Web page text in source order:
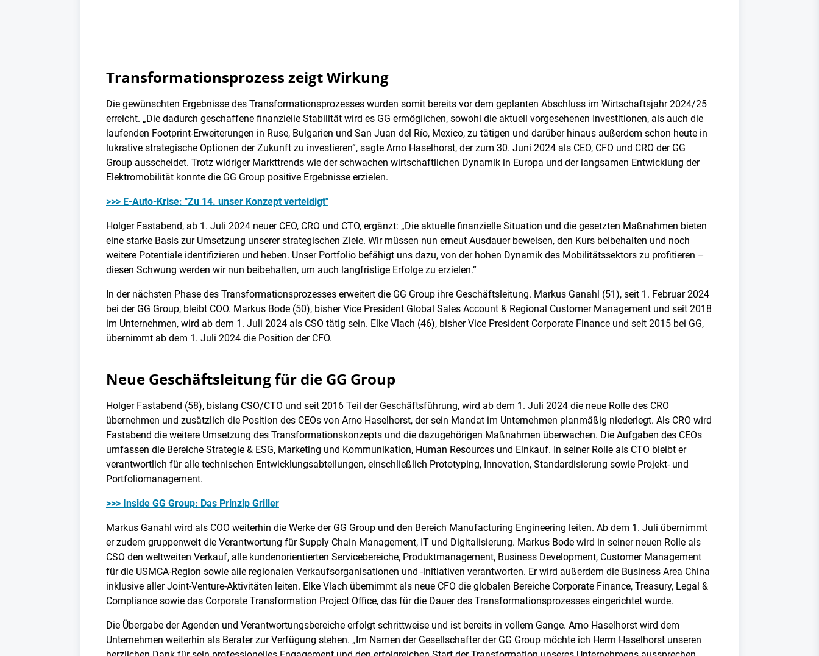
Transformationsprozess zeigt Wirkung
Die gewünschten Ergebnisse des Transformationsprozesses wurden somit bereits vor dem geplanten Abschluss im Wirtschaftsjahr 2024/25
erreicht. „Die dadurch geschaffene finanzielle Stabilität wird es GG ermöglichen, sowohl die aktuell vorgesehenen Investitionen, als auch die
laufenden Footprint-Erweiterungen in Ruse, Bulgarien und San Juan del Río, Mexico, zu tätigen und darüber hinaus außerdem schon heute in
lukrative strategische Optionen der Zukunft zu investieren“, sagte Arno Haselhorst, der zum 30. Juni 2024 als CEO, CFO und CRO der GG
Group ausscheidet. Trotz widriger Markttrends wie der schwachen wirtschaftlichen Dynamik in Europa und der langsamen Entwicklung der
Elektromobilität konnte die GG Group positive Ergebnisse erzielen.
>>> E-Auto-Krise: "Zu 14. unser Konzept verteidigt"
Holger Fastabend, ab 1. Juli 2024 neuer CEO, CRO und CTO, ergänzt: „Die aktuelle finanzielle Situation und die gesetzten Maßnahmen bieten
eine starke Basis zur Umsetzung unserer strategischen Ziele. Wir müssen nun erneut Ausdauer beweisen, den Kurs beibehalten und noch
weitere Potentiale identifizieren und heben. Unser Portfolio befähigt uns dazu, von der hohen Dynamik des Mobilitätssektors zu profitieren –
diesen Schwung werden wir nun beibehalten, um auch langfristige Erfolge zu erzielen.“
In der nächsten Phase des Transformationsprozesses erweitert die GG Group ihre Geschäftsleitung. Markus Ganahl (51), seit 1. Februar 2024
bei der GG Group, bleibt COO. Markus Bode (50), bisher Vice President Global Sales Account & Regional Customer Management und seit 2018
im Unternehmen, wird ab dem 1. Juli 2024 als CSO tätig sein. Elke Vlach (46), bisher Vice President Corporate Finance und seit 2015 bei GG,
übernimmt ab dem 1. Juli 2024 die Position der CFO.
Neue Geschäftsleitung für die GG Group
Holger Fastabend (58), bislang CSO/CTO und seit 2016 Teil der Geschäftsführung, wird ab dem 1. Juli 2024 die neue Rolle des CRO
übernehmen und zusätzlich die Position des CEOs von Arno Haselhorst, der sein Mandat im Unternehmen planmäßig niederlegt. Als CRO wird
Fastabend die weitere Umsetzung des Transformationskonzepts und die dazugehörigen Maßnahmen überwachen. Die Aufgaben des CEOs
umfassen die Bereiche Strategie & ESG, Marketing und Kommunikation, Human Resources und Einkauf. In seiner Rolle als CTO bleibt er
verantwortlich für alle technischen Entwicklungsabteilungen, einschließlich Prototyping, Innovation, Standardisierung sowie Projekt- und
Portfoliomanagement.
>>> Inside GG Group: Das Prinzip Griller
Markus Ganahl wird als COO weiterhin die Werke der GG Group und den Bereich Manufacturing Engineering leiten. Ab dem 1. Juli übernimmt
er zudem gruppenweit die Verantwortung für Supply Chain Management, IT und Digitalisierung. Markus Bode wird in seiner neuen Rolle als
CSO den weltweiten Verkauf, alle kundenorientierten Servicebereiche, Produktmanagement, Business Development, Customer Management
für die USMCA-Region sowie alle regionalen Verkaufsorganisationen und -initiativen verantworten. Er wird außerdem die Business Area China
inklusive aller Joint-Venture-Aktivitäten leiten. Elke Vlach übernimmt als neue CFO die globalen Bereiche Corporate Finance, Treasury, Legal &
Compliance sowie das Corporate Transformation Project Office, das für die Dauer des Transformationsprozesses eingerichtet wurde.
Die Übergabe der Agenden und Verantwortungsbereiche erfolgt schrittweise und ist bereits in vollem Gange. Arno Haselhorst wird dem
Unternehmen weiterhin als Berater zur Verfügung stehen. „Im Namen der Gesellschafter der GG Group möchte ich Herrn Haselhorst unseren